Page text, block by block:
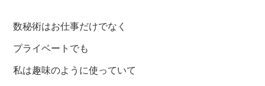
数秘術はお仕事だけでなく
プライベートでも
私は趣味のように使っていて